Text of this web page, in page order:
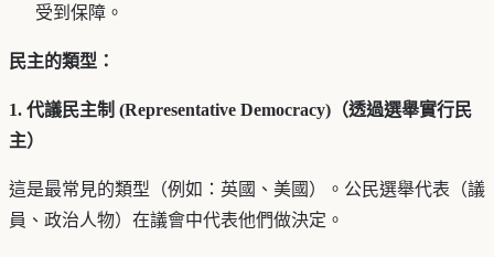
受到保障。
民主的類型：
1. 代議民主制 (Representative Democracy)（透過選舉實行民
主）
這是最常見的類型（例如：英國、美國）。公民選舉代表（議
員、政治人物）在議會中代表他們做決定。